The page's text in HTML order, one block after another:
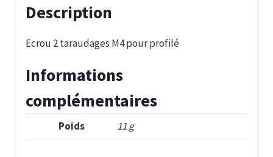
Description
Ecrou 2 taraudages M4 pour profilé
Informations
complémentaires
Poids 11 g